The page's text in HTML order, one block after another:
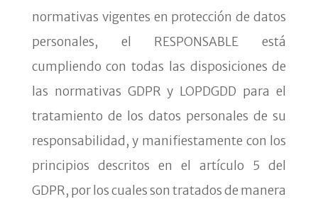
normativas vigentes en protección de datos
personales, el RESPONSABLE está
cumpliendo con todas las disposiciones de
las normativas GDPR y LOPDGDD para el
tratamiento de los datos personales de su
responsabilidad, y manifiestamente con los
principios descritos en el artículo 5 del
GDPR, por los cuales son tratados de manera